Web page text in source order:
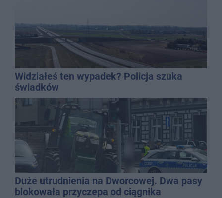
Widziałeś ten wypadek? Policja szuka
świadków
Duże utrudnienia na Dworcowej. Dwa pasy
blokowała przyczepa od ciągnika